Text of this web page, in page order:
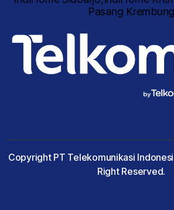
Copyright PT Telekomunikasi
Right Reserved.